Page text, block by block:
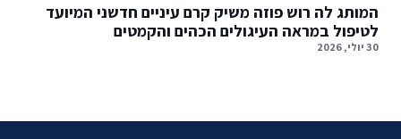
המותג לה רוש פוזה משיק קרם עיניים חדשני המיועד
לטיפול במראה העיגולים הכהים והקמטים
30 יולי, 2026